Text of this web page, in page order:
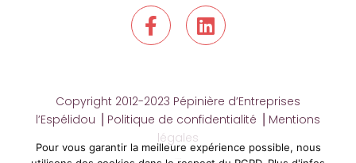
F
a
c
b
o
o
k
L
i
n
e
d
n
Copyright 2012-2023 Pépinière d’Entreprises
l’Espélidou ⎟ Politique de confidentialité
Mentions
légales
Pour vous garantir la meilleure expérience possible, nous